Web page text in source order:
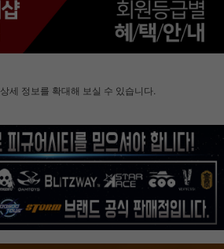
상세 정보를 확대해 보실 수 있습니다.